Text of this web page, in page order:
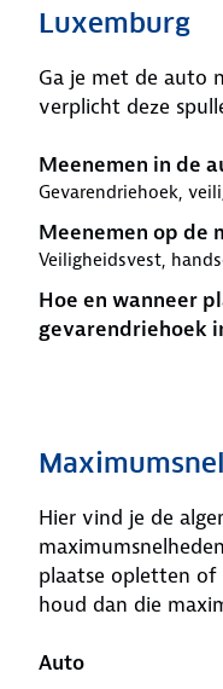
Luxemburg
Ga je met de auto
verplicht deze
Meenemen in de
Gevarendriehoek,
Meenemen op de
Veiligheidsvest,
Hoe en wanneer
gevarendriehoek
Hier vind je de
plaatse opletten of
houd dan die
Auto